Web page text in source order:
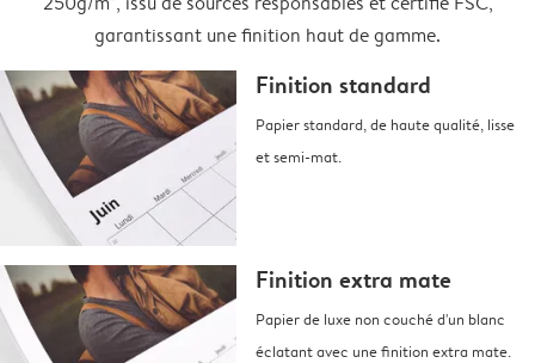
garantissant une finition haut de gamme.
Finition standard
Papier standard, de haute qualité, lisse
et semi-mat.
Finition extra mate
Papier de luxe non couché d'un blanc
éclatant avec une finition extra mate.